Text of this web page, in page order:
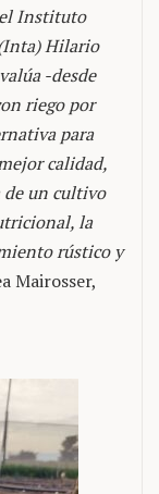
Instituto
Hilario
-desde
riego por
para
calidad,
de un cultivo
la
rústico y
Mairosser,